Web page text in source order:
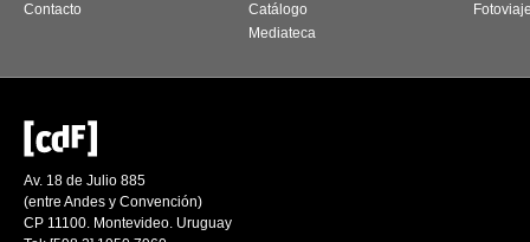
Contacto
Catálogo
Mediateca
Av. 18 de Julio 885
(entre Andes y Convención)
CP 11100. Montevideo. Uruguay